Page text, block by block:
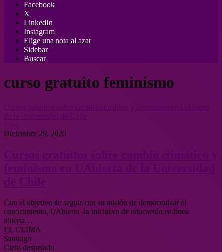
Facebook
X
LinkedIn
Instagram
Elige una nota al azar
Sidebar
Buscar
curso gratuito feminismo
Diciembre 29, 2020
Con el objetivo de seguir con su misión de democratizar el
conocimiento, UAbierta -la iniciativa de educación en línea
abierta…
EL CLIMA
Santiago
Cielo despejado